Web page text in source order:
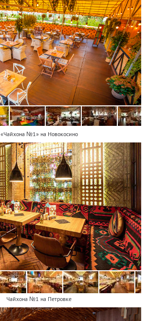
«Чайхона №1» на Новокосино
Чайхона №1 на Петровке